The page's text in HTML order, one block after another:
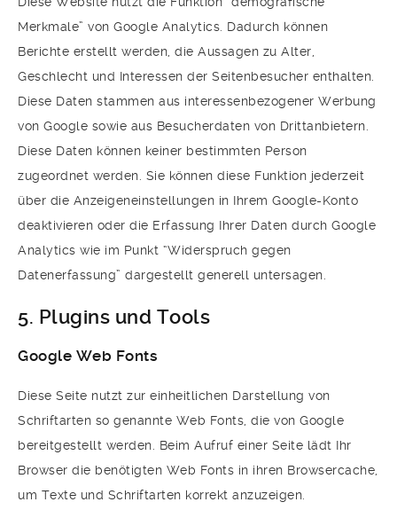
Merkmale” von Google Analytics. Dadurch können
Berichte erstellt werden, die Aussagen zu Alter,
Geschlecht und Interessen der Seitenbesucher enthalten.
Diese Daten stammen aus interessenbezogener Werbung
von Google sowie aus Besucherdaten von Drittanbietern.
Diese Daten können keiner bestimmten Person
zugeordnet werden. Sie können diese Funktion jederzeit
über die Anzeigeneinstellungen in Ihrem Google-Konto
deaktivieren oder die Erfassung Ihrer Daten durch Google
Analytics wie im Punkt “Widerspruch gegen
Datenerfassung” dargestellt generell untersagen.
5. Plugins und Tools
Google Web Fonts
Diese Seite nutzt zur einheitlichen Darstellung von
Schriftarten so genannte Web Fonts, die von Google
bereitgestellt werden. Beim Aufruf einer Seite lädt Ihr
Browser die benötigten Web Fonts in ihren Browsercache,
um Texte und Schriftarten korrekt anzuzeigen.